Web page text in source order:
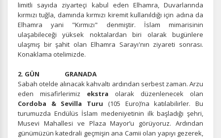
limitli sayıda ziyarteçi kabul eden Elhamra, Duvarlarında
kırmızı tuğla, damında kırmızı kiremit kullanıldığı için adına da
Elhamra yani "Kırmızı" denmiştir. İslam mimarisinin
ulaşabileceği yüksek noktalardan biri olarak bugünlere
ulaşmış bir şahit olan Elhamra Sarayı'nın ziyareti sonrası.
Konaklama otelimizde.
2. GÜN GRANADA
Sabah otelde alınacak kahvaltı ardından serbest zaman. Arzu
eden misafirlerimiz ekstra olarak düzenlenecek olan
Cordoba & Sevilla Turu (105 Euro)’na katılabilirler. Bu
turumuzda Endülüs İslam medeniyetinin ilk başladığı şehri,
Musevi Mahallesi ve Plaza Mayor’u görüyoruz. Ardından
günümüzün katedrali geçmişin ana Camii olan yapıyı gezerek,